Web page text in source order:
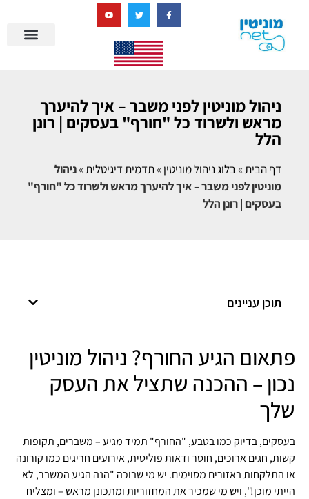
ניהול מוניטין לפני משבר – איך להיערך
מראש ולשרוד כל "חורף" בעסקים | רונן
הלל
דף הבית»בלוג ניהול מוניטין »תדמית דיגיטלית»ניהול
מוניטין לפני משבר – איך להיערך מראש ולשרוד כל "חורף"
בעסקים | רונן הלל
תוכן עניינים
פתאום הגיע החורף? ניהול מוניטין
נכון – ההכנה שתציל את העסק
שלך
בעסקים, בדיוק כמו בטבע, "החורף" תמיד מגיע – משברים, תקופות
קשות, חגים ארוכים, חוסר ודאות פוליטית, אירועים חריגים כמו קורונה
או התלקחות באזורים מסוימים. יש מי שבוכה "הנה הגיע המשבר, לא
הייתי מוכן!", ויש מי שמכיר את המחזוריות ומתכונן מראש – ומצליח